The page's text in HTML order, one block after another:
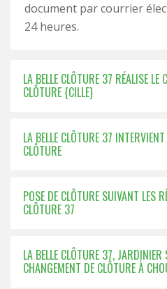
document par courrier
24 heures.
LA BELLE CLÔTURE 37 RÉALISE LE
CLÔTURE {CILLE}
LA BELLE CLÔTURE 37
CLÔTURE
POSE DE CLÔTURE SUIVANT LES
CLÔTURE 37
LA BELLE CLÔTURE 37, JARDINIER
CHANGEMENT DE CLÔTURE À